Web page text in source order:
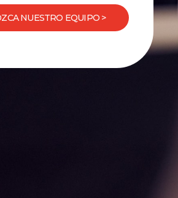
NUESTRO EQUIPO >